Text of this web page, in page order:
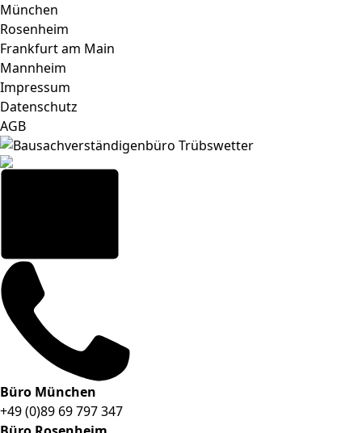
Zum Inhalt springen
München
Rosenheim
Frankfurt am Main
Mannheim
Impressum
Datenschutz
AGB
Büro München
+49 (0)89 69 797 347